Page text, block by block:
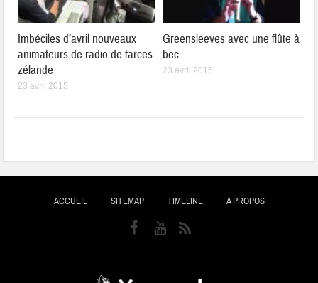
Imbéciles d’avril nouveaux
animateurs de radio de farces
zélande
23 avril 2015
Greensleeves avec une flûte à
bec
23 avril 2015
ACCUEIL SITEMAP TIMELINE A PROPOS